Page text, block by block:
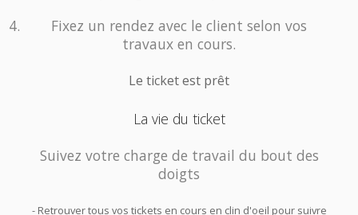
Fixez un rendez avec le client selon vos
travaux en cours.
Le ticket est prêt
La vie du ticket
Suivez votre charge de travail du bout des
doigts
- Retrouver tous vos tickets en cours en clin d'oeil pour suivre